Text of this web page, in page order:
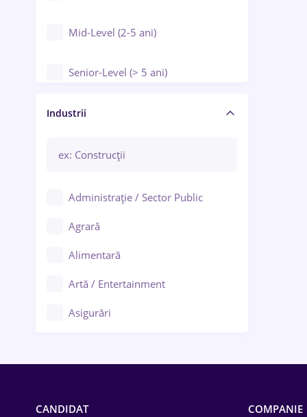
Mid-Level (2-5 ani)
Senior-Level (> 5 ani)
Manager / Executiv
Industrii
Administrație / Sector Public
Agrară
Alimentară
Artă / Entertainment
Asigurări
CANDIDAT COMPANIE